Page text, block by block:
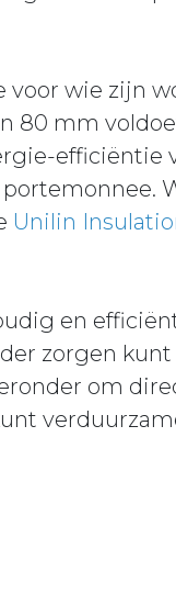
voor wie zijn
80 mm
efficiëntie
Unilin
en
zorgen kunt
om